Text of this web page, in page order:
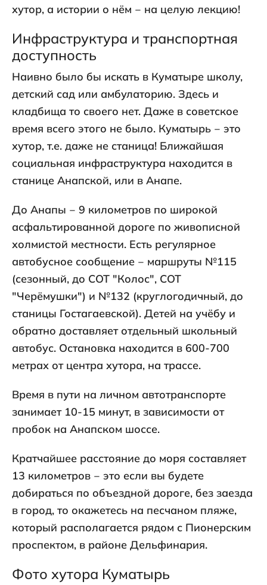
хутор, а истории о нём ‒ на целую лекцию!
Инфраструктура и транспортная
доступность
Наивно было бы искать в Куматыре школу,
детский сад или амбулаторию. Здесь и
кладбища то своего нет. Даже в советское
время всего этого не было. Куматырь ‒ это
хутор, т.е. даже не станица! Ближайшая
социальная инфраструктура находится в
станице Анапской, или в Анапе.
До Анапы ‒ 9 километров по широкой
асфальтированной дороге по живописной
холмистой местности. Есть регулярное
автобусное сообщение ‒ маршруты №115
(сезонный, до СОТ "Колос", СОТ
"Черёмушки") и №132 (круглогодичный, до
станицы Гостагаевской). Детей на учёбу и
обратно доставляет отдельный школьный
автобус. Остановка находится в 600-700
метрах от центра хутора, на трассе.
Время в пути на личном автотранспорте
занимает 10-15 минут, в зависимости от
пробок на Анапском шоссе.
Кратчайшее расстояние до моря составляет
13 километров ‒ это если вы будете
добираться по объездной дороге, без заезда
в город, то окажетесь на песчаном пляже,
который располагается рядом с Пионерским
проспектом, в районе Дельфинария.
Фото хутора Куматырь